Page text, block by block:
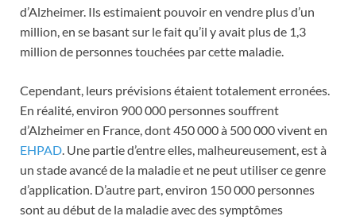
d’Alzheimer. Ils estimaient pouvoir en vendre plus d’un
million, en se basant sur le fait qu’il y avait plus de 1,3
million de personnes touchées par cette maladie.
Cependant, leurs prévisions étaient totalement erronées.
En réalité, environ 900 000 personnes souffrent
d’Alzheimer en France, dont 450 000 à 500 000 vivent en
EHPAD. Une partie d’entre elles, malheureusement, est à
un stade avancé de la maladie et ne peut utiliser ce genre
d’application. D’autre part, environ 150 000 personnes
sont au début de la maladie avec des symptômes